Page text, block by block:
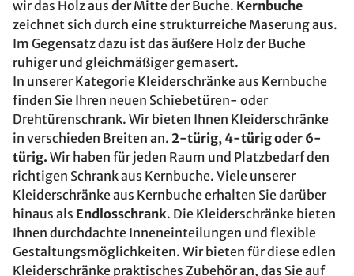
wir das Holz aus der Mitte der Buche. Kernbuche
zeichnet sich durch eine strukturreiche Maserung aus.
Im Gegensatz dazu ist das äußere Holz der Buche
ruhiger und gleichmäßiger gemasert.
In unserer Kategorie Kleiderschränke aus Kernbuche
finden Sie Ihren neuen Schiebetüren- oder
Drehtürenschrank. Wir bieten Ihnen Kleiderschränke
in verschieden Breiten an. 2-türig, 4-türig oder 6-
türig. Wir haben für jeden Raum und Platzbedarf den
richtigen Schrank aus Kernbuche. Viele unserer
Kleiderschränke aus Kernbuche erhalten Sie darüber
hinaus als Endlosschrank. Die Kleiderschränke bieten
Ihnen durchdachte Inneneinteilungen und flexible
Gestaltungsmöglichkeiten. Wir bieten für diese edlen
Kleiderschränke praktisches Zubehör an, das Sie auf